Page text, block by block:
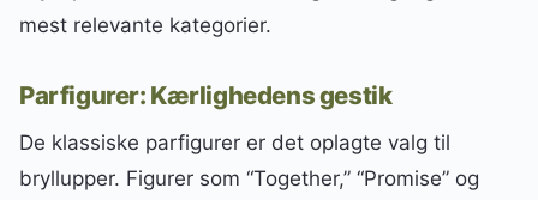
mest relevante kategorier.
Parfigurer: Kærlighedens gestik
De klassiske parfigurer er det oplagte valg til
bryllupper. Figurer som “Together,” “Promise” og